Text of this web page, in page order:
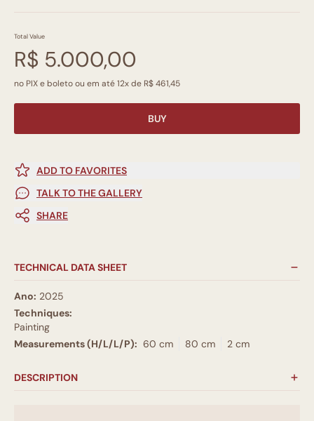
Total Value
R$ 5.000,00
no PIX e boleto ou em até 12x de R$ 461,45
BUY
ADD TO FAVORITES
TALK TO THE GALLERY
SHARE
TECHNICAL DATA SHEET
Ano: 2025
Techniques:
Painting
Measurements (H/L/L/P): 60 cm 80 cm 2 cm
DESCRIPTION